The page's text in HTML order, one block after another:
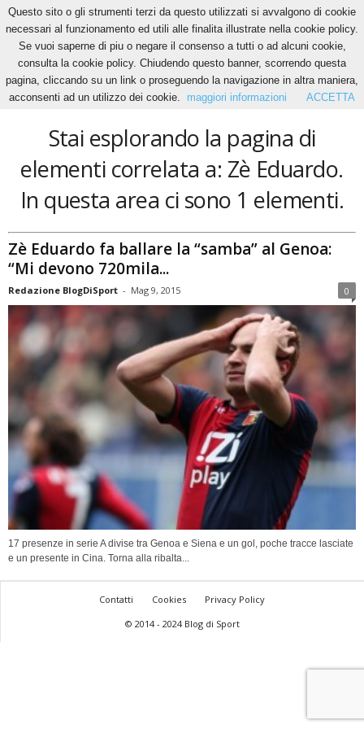
Home Tags Zè Eduardo
Zè Eduardo
Stai esplorando la pagina di
elementi correlata a: Zè Eduardo.
In questa area ci sono 1 elementi.
Zè Eduardo fa ballare la “samba” al Genoa:
“Mi devono 720mila...
Redazione BlogDiSport - Mag 9, 2015 0
17 presenze in serie A divise tra Genoa e Siena e un gol, poche tracce lasciate
e un presente in Cina. Torna alla ribalta...
Contatti Cookies
Privacy Policy
© 2014 - 2024 Blog di Sport
Questo sito o gli strumenti terzi da questo utilizzati si avvalgono di cookie
necessari al funzionamento ed utili alle finalita illustrate nella cookie policy.
Se vuoi saperne di piu o negare il consenso a tutti o ad alcuni cookie,
consulta la cookie policy. Chiudendo questo banner, scorrendo questa
pagina, cliccando su un link o proseguendo la navigazione in altra maniera,
acconsenti ad un utilizzo dei cookie.
maggiori informazioni ACCETTA